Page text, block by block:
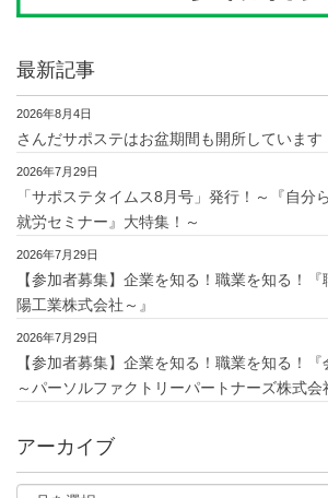
最新記事
2026年8月4日
さんだサポステはお盆期間も開所しています
2026年7月29日
「サポステタイムス8月号」発行！～『自分
就労セミナー』大特集！～
2026年7月29日
【参加者募集】企業を知る！職業を知る！
陽工業株式会社～』
2026年7月29日
【参加者募集】企業を知る！職業を知る！
～パーソルファクトリーパートナーズ株式会
アーカイブ